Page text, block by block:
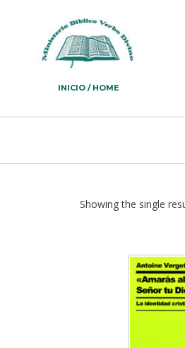
INICIO / HOME
Showing the single